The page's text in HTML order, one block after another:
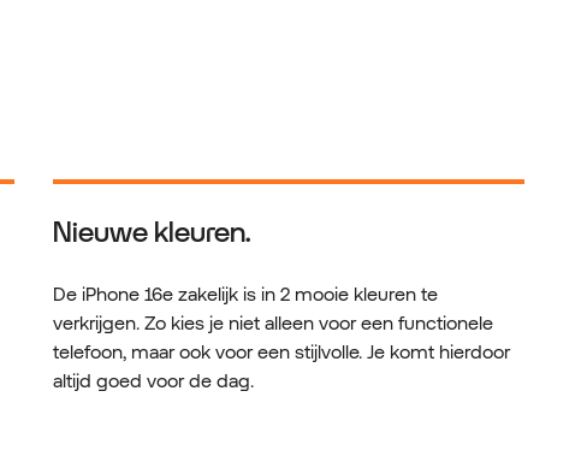
Nieuwe kleuren.
De iPhone 16e zakelijk is in 2 mooie kleuren te
verkrijgen. Zo kies je niet alleen voor een functionele
telefoon, maar ook voor een stijlvolle. Je komt hierdoor
altijd goed voor de dag.